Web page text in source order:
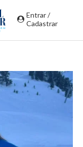
Entrar /
Cadastrar